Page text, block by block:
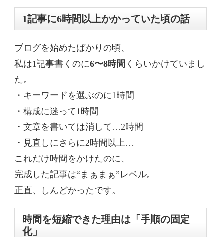
1記事に6時間以上かかっていた頃の話
ブログを始めたばかりの頃、
私は1記事書くのに6〜8時間 くらいかけていまし
た。
・キーワードを選ぶのに1時間
・構成に迷って1時間
・文章を書いては消して…2時間
・見直しにさらに2時間以上…
これだけ時間をかけたのに、
完成した記事は“まぁまぁ”レベル。
正直、しんどかったです。
時間を短縮できた理由は「手順の固定
化」